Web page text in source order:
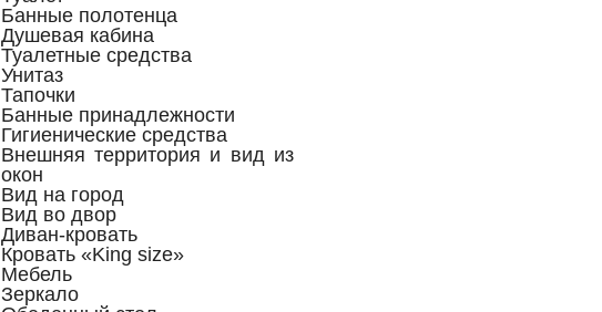
Банные полотенца
Душевая кабина
Туалетные средства
Унитаз
Тапочки
Банные принадлежности
Гигиенические средства
Внешняя территория и вид из
окон
Вид на город
Вид во двор
Диван-кровать
Кровать «King size»
Мебель
Зеркало